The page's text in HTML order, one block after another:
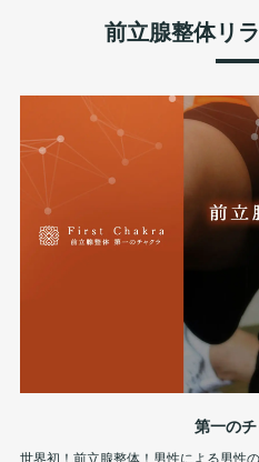
前立腺整体リ
第一の
世界初！前立腺整体！男性による男性